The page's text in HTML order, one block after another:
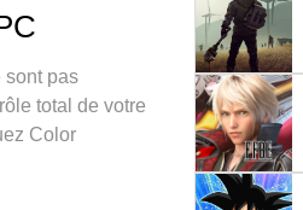
sont pas
total de votre
Color
de